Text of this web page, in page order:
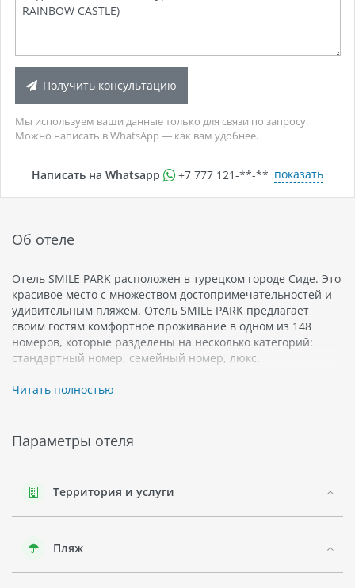
Получить консультацию
Мы используем ваши данные только для связи по запросу.
Можно написать в WhatsApp — как вам удобнее.
Написать на Whatsapp +7 777 121-**-** показать
Об отеле
Отель SMILE PARK расположен в турецком городе Сиде. Это
красивое место с множеством достопримечательностей и
удивительным пляжем. Отель SMILE PARK предлагает
своим гостям комфортное проживание в одном из 148
номеров, которые разделены на несколько категорий:
стандартный номер, семейный номер, люкс.
В стандартных номерах отеля SMILE PARK есть все
необходимое для комфортного проживания: кондиционер,
комнат и обеспечивают удобство для отдыха всей семьи.
для взрослых и детей, а также горки разной сложности.
Читать полностью
Параметры отеля
Территория и услуги
Пляж